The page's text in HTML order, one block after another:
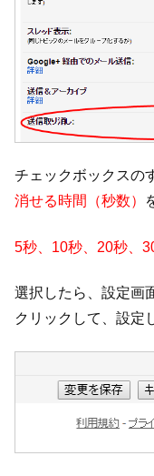
チェックボックスの
消せる時間（秒数）
5秒、10秒、20秒、
選択したら、設定画
クリックして、設定